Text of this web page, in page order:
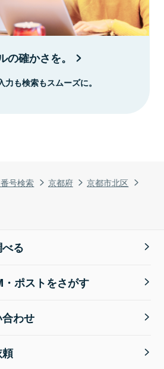
号検索 京都府
京都市北区
確かさを。
も検索もスムーズに。
る
ポストをさがす
わせ